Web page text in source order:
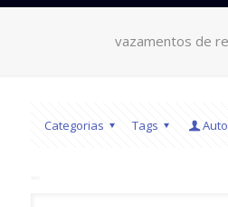
vazamentos de
Categorias Tags